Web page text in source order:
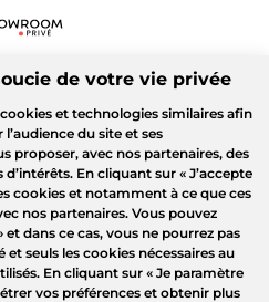
de votre vie privée
et technologies similaires afin
du site et ses
proposer, avec nos partenaires, des
En cliquant sur « J’accepte
cookies et notamment à ce que ces
nos partenaires. Vous pouvez
et dans ce cas, vous ne pourrez pas
seuls les cookies nécessaires au
En cliquant sur « Je paramètre
vos préférences et obtenir plus